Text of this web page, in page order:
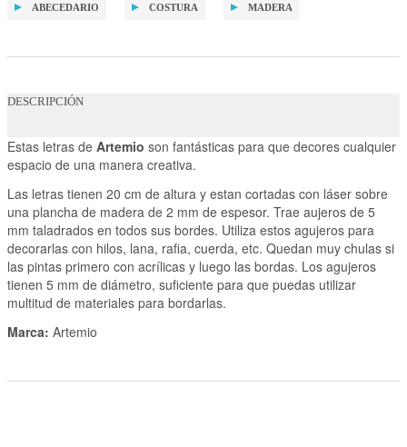
ABECEDARIO COSTURA MADERA
DESCRIPCIÓN
Estas letras de Artemio son fantásticas para que decores cualquier
espacio de una manera creativa.
Las letras tienen 20 cm de altura y estan cortadas con láser sobre
una plancha de madera de 2 mm de espesor. Trae aujeros de 5
mm taladrados en todos sus bordes. Utiliza estos agujeros para
decorarlas con hilos, lana, rafia, cuerda, etc. Quedan muy chulas si
las pintas primero con acrílicas y luego las bordas. Los agujeros
tienen 5 mm de diámetro, suficiente para que puedas utilizar
multitud de materiales para bordarlas.
Marca: Artemio